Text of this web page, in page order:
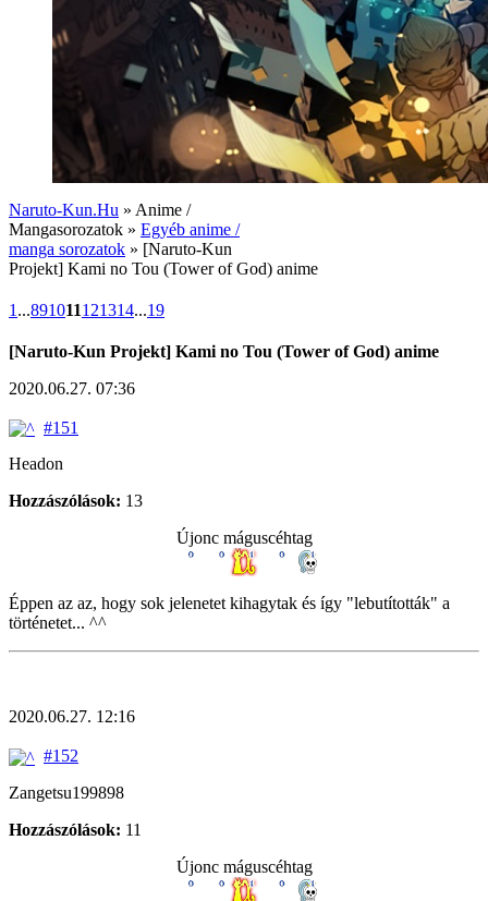
Naruto-Kun.Hu » Anime /
Mangasorozatok » Egyéb anime /
manga sorozatok » [Naruto-Kun
Projekt] Kami no Tou (Tower of God) anime
1 ...891011121314...19
[Naruto-Kun Projekt] Kami no Tou (Tower of God) anime
2020.06.27. 07:36
#151
Headon
Hozzászólások: 13
Újonc máguscéhtag
Éppen az az, hogy sok jelenetet kihagytak és így "lebutították" a
történetet... ^^
2020.06.27. 12:16
#152
Zangetsu199898
Hozzászólások: 11
Újonc máguscéhtag